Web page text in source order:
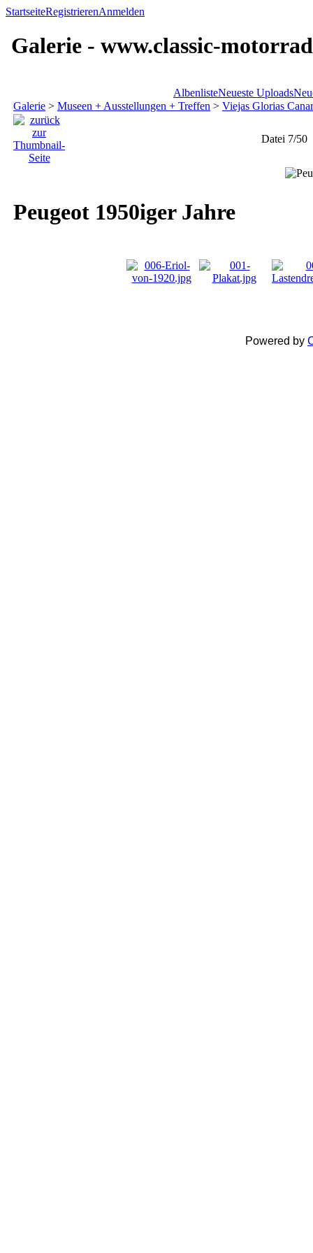
StartseiteRegistrierenAnmelden
Galerie - www.classic-
AlbenlisteNeueste Uploads
Galerie > Museen + Ausstellungen + Treffen > Viejas Glorias
Datei 7/50
Peugeot 1950iger Jahre
Powered by